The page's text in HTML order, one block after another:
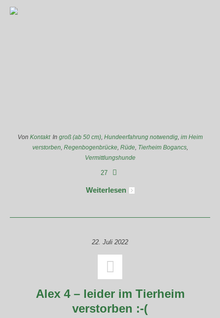
Von Kontakt In groß (ab 50 cm), Hundeerfahrung notwendig, im Heim
verstorben, Regenbogenbrücke, Rüde, Tierheim Bogancs,
Vermittlungshunde
27
Weiterlesen
22. Juli 2022
Alex 4 – leider im Tierheim
verstorben :-(